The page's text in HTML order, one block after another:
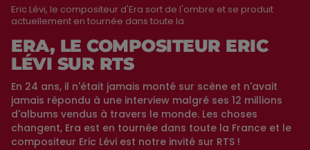
Eric Lévi, le compositeur d'Era sort de l'ombre et se produit
actuellement en tournée dans toute la
ERA, LE COMPOSITEUR ERIC
LÉVI SUR RTS
En 24 ans, il n'était jamais monté sur scène et n'avait
jamais répondu à une interview malgré ses 12 millions
d'albums vendus à travers le monde. Les choses
changent, Era est en tournée dans toute la France et le
compositeur Eric Lévi est notre invité sur RTS !